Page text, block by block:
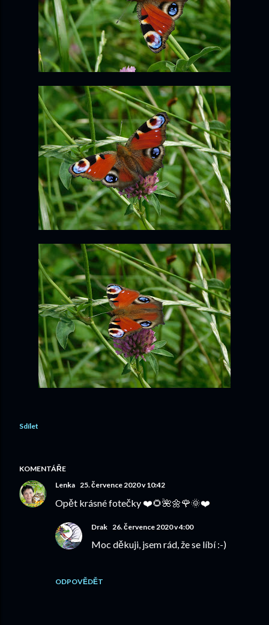
Sdílet
KOMENTÁŘE
Lenka 25. července 2020 v 10:42
Opět krásné fotečky ❤️🌻🌺🌼🌹🌞❤️
ODPOVĚDĚT
Drak 26. července 2020 v 4:00
Moc děkuji, jsem rád, že se líbí :-)